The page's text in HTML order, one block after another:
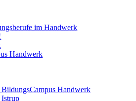
im Handwerk
Handwerk
BildungsCampus Handwerk
Istrup